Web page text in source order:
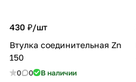
430 ₽/шт
Втулка соединительная Zn
150
0 0 В наличии